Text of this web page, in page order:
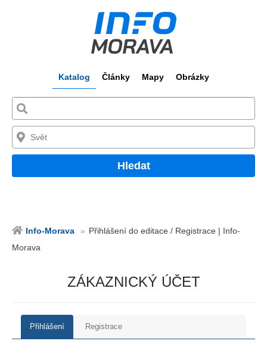
Katalog Články Mapy Obrázky
Hledat
Info-Morava
Přihlášení do editace / Registrace | Info-
Morava
ZÁKAZNICKÝ ÚČET
Přihlášení Registrace